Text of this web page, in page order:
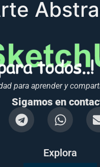
para aprender y
Sigamos en
Explora